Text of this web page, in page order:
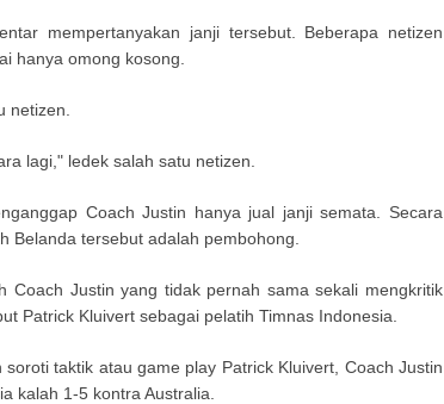
mempertanyakan janji tersebut. Beberapa netizen
hanya omong kosong.
netizen.
lagi," ledek salah satu netizen.
Coach Justin hanya jual janji semata. Secara
Belanda tersebut adalah pembohong.
Coach Justin yang tidak pernah sama sekali mengkritik
Patrick Kluivert sebagai pelatih Timnas Indonesia.
taktik atau game play Patrick Kluivert, Coach Justin
kalah 1-5 kontra Australia.